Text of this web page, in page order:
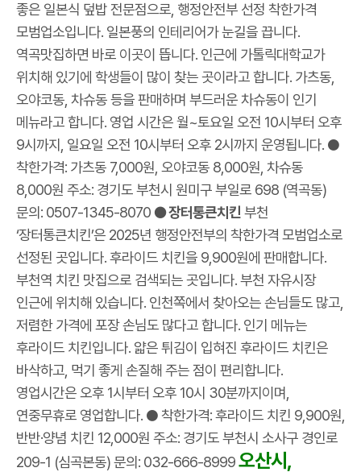
좋은 일본식 덮밥 전문점으로, 행정안전부 선정 착한가격
모범업소입니다. 일본풍의 인테리어가 눈길을 끕니다.
역곡맛집하면 바로 이곳이 뜹니다. 인근에 가톨릭대학교가
위치해 있기에 학생들이 많이 찾는 곳이라고 합니다. 가츠동,
오야코동, 차슈동 등을 판매하며 부드러운 차슈동이 인기
메뉴라고 합니다. 영업 시간은 월~토요일 오전 10시부터 오후
9시까지, 일요일 오전 10시부터 오후 2시까지 운영됩니다. ●
착한가격: 가츠동 7,000원, 오야코동 8,000원, 차슈동
8,000원 주소: 경기도 부천시 원미구 부일로 698 (역곡동)
문의: 0507-1345-8070 ● 장터통큰치킨부천
‘장터통큰치킨’은 2025년 행정안전부의 착한가격 모범업소로
선정된 곳입니다. 후라이드 치킨을 9,900원에 판매합니다.
부천역 치킨 맛집으로 검색되는 곳입니다. 부천 자유시장
인근에 위치해 있습니다. 인천쪽에서 찾아오는 손님들도 많고,
저렴한 가격에 포장 손님도 많다고 합니다. 인기 메뉴는
후라이드 치킨입니다. 얇은 튀김이 입혀진 후라이드 치킨은
바삭하고, 먹기 좋게 손질해 주는 점이 편리합니다.
영업시간은 오후 1시부터 오후 10시 30분까지이며,
연중무휴로 영업합니다. ● 착한가격: 후라이드 치킨 9,900원,
반반·양념 치킨 12,000원 주소: 경기도 부천시 소사구 경인로
209-1 (심곡본동) 문의: 032-666-8999오산시,